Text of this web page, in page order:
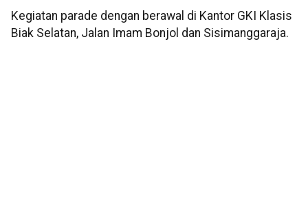
Kegiatan parade dengan berawal di Kantor GKI Klasis
Biak Selatan, Jalan Imam Bonjol dan Sisimanggaraja.